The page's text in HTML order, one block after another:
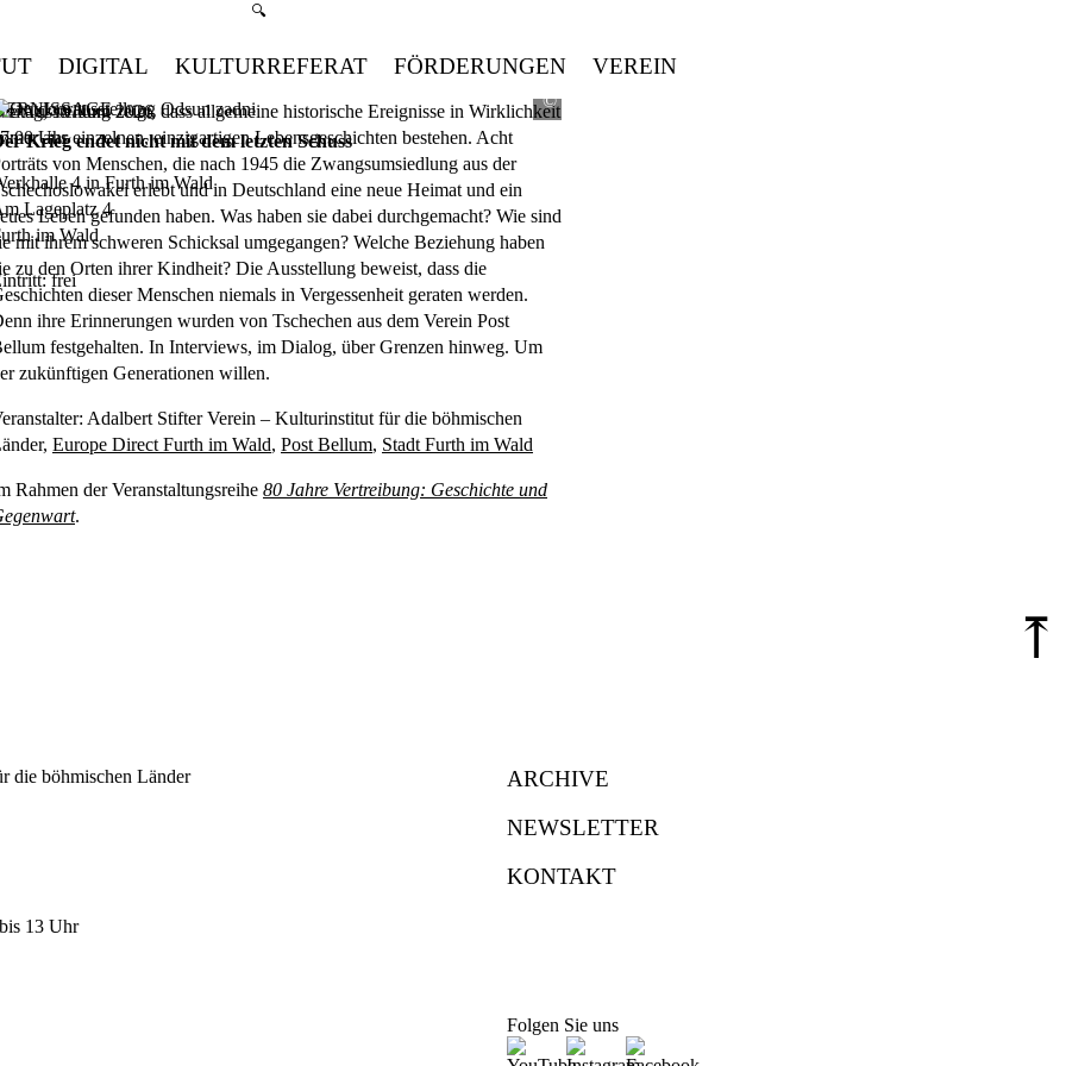
Suchmenü öffnen
🔍
DIGITAL KULTURREFERAT FÖRDERUNGEN VEREIN
Krieg endet nicht mit dem letzten Schuss
Ausstellung zeigt, dass allgemeine historische Ereignisse in Wirklichkeit
aus einzelnen, einzigartigen Lebensgeschichten bestehen. Acht
von Menschen, die nach 1945 die Zwangsumsiedlung aus der
erlebt und in Deutschland eine neue Heimat und ein
Leben gefunden haben. Was haben sie dabei durchgemacht? Wie sind
mit ihrem schweren Schicksal umgegangen? Welche Beziehung haben
zu den Orten ihrer Kindheit? Die Ausstellung beweist, dass die
dieser Menschen niemals in Vergessenheit geraten werden.
ihre Erinnerungen wurden von Tschechen aus dem Verein Post
festgehalten. In Interviews, im Dialog, über Grenzen hinweg. Um
zukünftigen Generationen willen.
Adalbert Stifter Verein – Kulturinstitut für die böhmischen
Europe Direct Furth im Wald, Post Bellum, Stadt Furth im Wald
Rahmen der Veranstaltungsreihe 80 Jahre Vertreibung: Geschichte und
.
19. Juni 2026
Uhr
4 in Furth im Wald
Lageplatz 4
im Wald
frei
⤒
13 Uhr
ARCHIVE
NEWSLETTER
KONTAKT
Folgen Sie uns